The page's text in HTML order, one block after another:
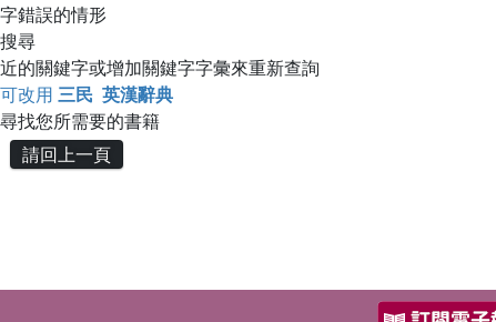
錯誤的情形
尋
的關鍵字或增加關鍵字字彙來重新查詢
改用 三民 英漢辭典
找您所需要的書籍
請回上一頁